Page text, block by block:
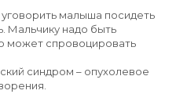
малыша посидеть
Мальчику надо быть
может спровоцировать
синдром – опухолевое